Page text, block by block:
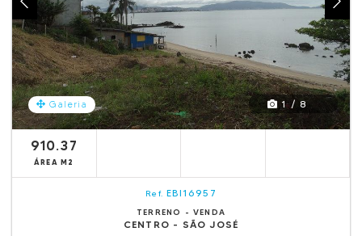
Galeria 1 / 8
910.37
ÁREA M2
Ref. EBI16957
TERRENO - VENDA
CENTRO - SÃO JOSÉ